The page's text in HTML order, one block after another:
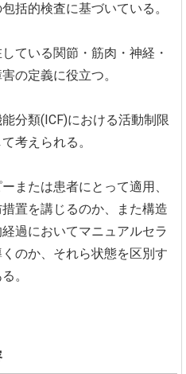
括的検査に基づいている。
ている関節・筋肉・神経・
の定義に役立つ。
分類(ICF)における活動制限
考えられる。
または患者にとって適用、
置を講じるのか、また構造
過においてマニュアルセラ
のか、それら状態を区別す
。